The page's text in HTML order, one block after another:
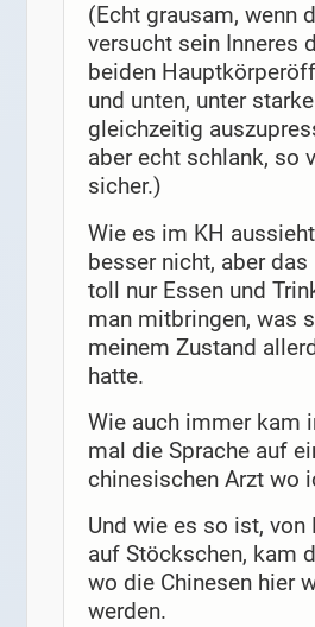
(Echt grausam, wenn
versucht sein Inneres
beiden
und unten, unter
gleichzeitig
aber echt schlank, so
sicher.)
Wie es im KH
besser nicht, aber
toll nur Essen und
man mitbringen, was
meinem Zustand
hatte.
Wie auch immer kam
mal die Sprache auf
chinesischen Arzt wo
Und wie es so ist, von
auf Stöckschen, kam
wo die Chinesen hier
werden.